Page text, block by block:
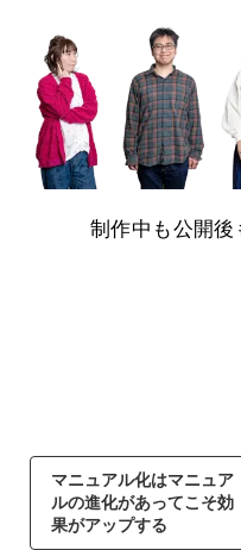
制作中も公開後
マニュアル化はマニュア
ルの進化があってこそ効
果がアップする